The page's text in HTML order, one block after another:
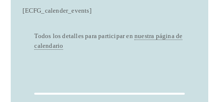
[ECFG_calender_events]
Todos los detalles para participar ennuestra página de
calendario